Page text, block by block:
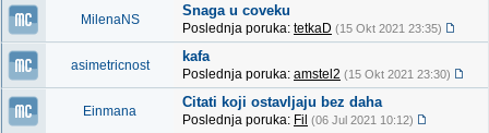
MilenaNS
Snaga u coveku
Poslednja poruka: tetkaD (15 Okt 2021 23:35)
asimetricnost
kafa
Poslednja poruka: amstel2 (15 Okt 2021 23:30)
Einmana
Citati koji ostavljaju bez daha
Poslednja poruka: Fil (06 Jul 2021 10:12)